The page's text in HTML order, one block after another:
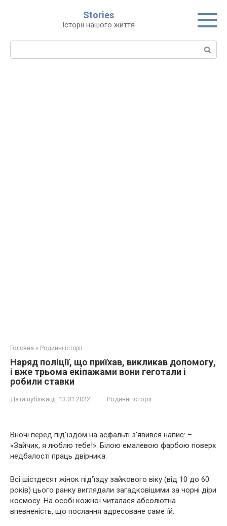
Stories
Історії нашого життя
Пошук:
Головна » Родинні історії
Наряд поліції, що приїхав, викликав допомогу,
і вже трьома екіпажами вони геготали і
робили ставки
Дата публікації: 13.01.2022 Родинні історії
Вночі перед під’їздом на асфальті з’явився напис: –
«Зайчик, я люблю тебе!». Білою емалевою фарбою поверх
недбалості праць двірника.
Всі шістдесят жінок під’їзду зайкового віку (від 10 до 60
років) цього ранку виглядали загадковішими за чорні діри
космосу. На особі кожної читалася абсолютна
впевненість, що послання адресоване саме їй.